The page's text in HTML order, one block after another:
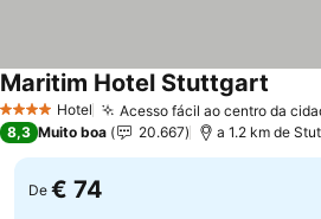
4 EstrelasHotel Acesso fácil ao centro da
Maritim Hotel Stuttgart
8,3 Muito boa 20.667 a 1.2 km de
De € 74